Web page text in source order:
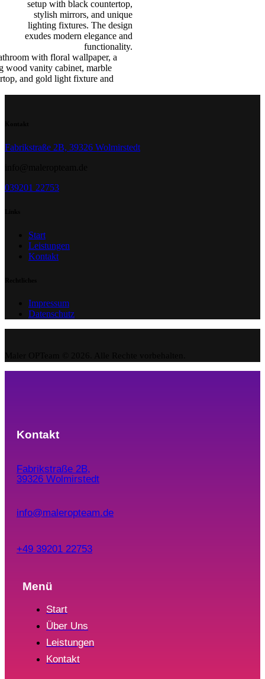
Fabrikstraße 2B, 39326 Wolmirstedt
039201 22753
Start
Leistungen
Kontakt
Impressum
Datenschutz
Kontakt
Fabrikstraße 2B,
39326 Wolmirstedt
info@maleropteam.de
+49 39201 22753
Menü
Start
Über Uns
Leistungen
Kontakt